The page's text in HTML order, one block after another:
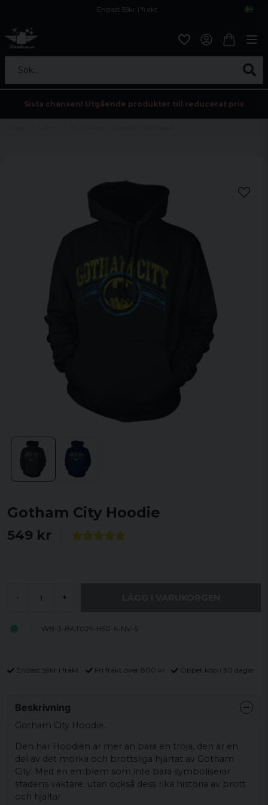
Endast 59kr i frakt
Sök...
Sista chansen! Utgående produkter till reducerat pris
Gotham City Hoodie
549 kr
- +
WB-3-BAT029-H50-6-NV-S
Endast 59kr i frakt Fri frakt över 800 kr Öppet köp i 30 dagar
Beskrivning
Gotham City Hoodie.
Den här Hoodien är mer än bara en tröja, den är en
del av det mörka och brottsliga hjärtat av Gotham
City. Med en emblem som inte bara symboliserar
stadens väktare, utan också dess rika historia av brott
och hjältar.